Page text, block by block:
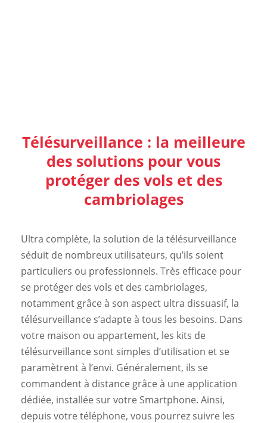
Télésurveillance : la meilleure
des solutions pour vous
protéger des vols et des
cambriolages
Ultra complète, la solution de la télésurveillance
séduit de nombreux utilisateurs, qu’ils soient
particuliers ou professionnels. Très efficace pour
se protéger des vols et des cambriolages,
notamment grâce à son aspect ultra dissuasif, la
télésurveillance s’adapte à tous les besoins. Dans
votre maison ou appartement, les kits de
télésurveillance sont simples d’utilisation et se
paramètrent à l’envi. Généralement, ils se
commandent à distance grâce à une application
dédiée, installée sur votre Smartphone. Ainsi,
depuis votre téléphone, vous pourrez suivre les